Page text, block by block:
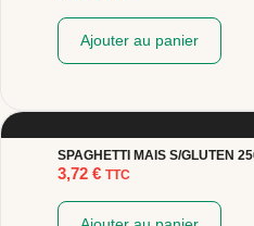
Ajouter au panier
SPAGHETTI MAIS S/GLUTEN
3,72 € TTC